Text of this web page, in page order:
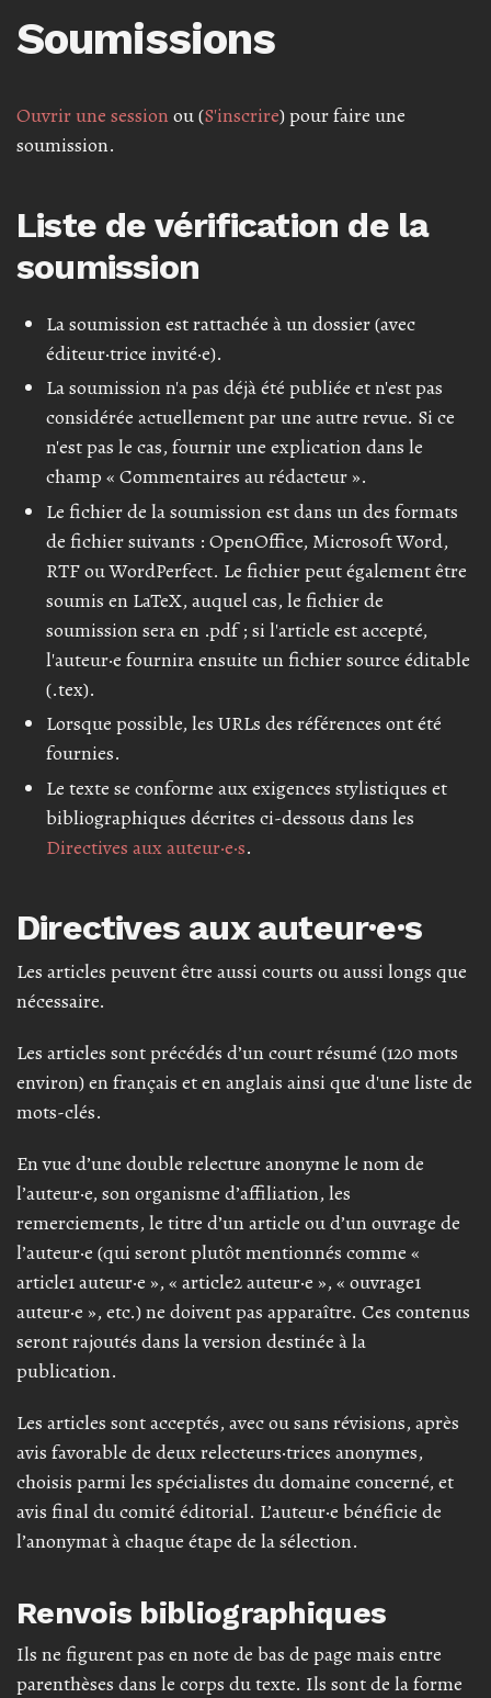
Soumissions
Ouvrir une session ou (S'inscrire) pour faire une
soumission.
Liste de vérification de la
soumission
La soumission est rattachée à un dossier (avec
éditeur·trice invité·e).
La soumission n'a pas déjà été publiée et n'est pas
considérée actuellement par une autre revue. Si ce
n'est pas le cas, fournir une explication dans le
champ « Commentaires au rédacteur ».
Le fichier de la soumission est dans un des formats
de fichier suivants : OpenOffice, Microsoft Word,
RTF ou WordPerfect. Le fichier peut également être
soumis en LaTeX, auquel cas, le fichier de
soumission sera en .pdf ; si l'article est accepté,
l'auteur·e fournira ensuite un fichier source éditable
(.tex).
Lorsque possible, les URLs des références ont été
fournies.
Le texte se conforme aux exigences stylistiques et
bibliographiques décrites ci-dessous dans les
Directives aux auteur·e·s.
Directives aux auteur·e·s
Les articles peuvent être aussi courts ou aussi longs que
nécessaire.
Les articles sont précédés d’un court résumé (120 mots
environ) en français et en anglais ainsi que d'une liste de
mots-clés.
En vue d’une double relecture anonyme le nom de
l’auteur·e, son organisme d’affiliation, les
remerciements, le titre d’un article ou d’un ouvrage de
l’auteur·e (qui seront plutôt mentionnés comme «
article1 auteur·e », « article2 auteur·e », « ouvrage1
auteur·e », etc.) ne doivent pas apparaître. Ces contenus
seront rajoutés dans la version destinée à la
publication.
Les articles sont acceptés, avec ou sans révisions, après
avis favorable de deux relecteurs·trices anonymes,
choisis parmi les spécialistes du domaine concerné, et
avis final du comité éditorial. L’auteur·e bénéficie de
l’anonymat à chaque étape de la sélection.
Renvois bibliographiques
Ils ne figurent pas en note de bas de page mais entre
parenthèses dans le corps du texte. Ils sont de la forme